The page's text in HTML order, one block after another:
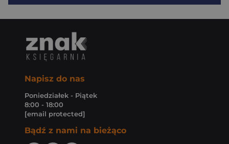
Napisz do nas
Poniedziałek - Piątek
8:00 - 18:00
[email protected]
Bądź z nami na bieżąco